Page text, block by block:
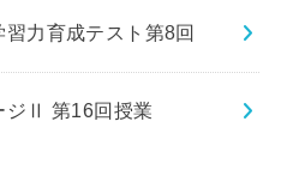
力育成テスト第8回
ジⅡ 第16回授業